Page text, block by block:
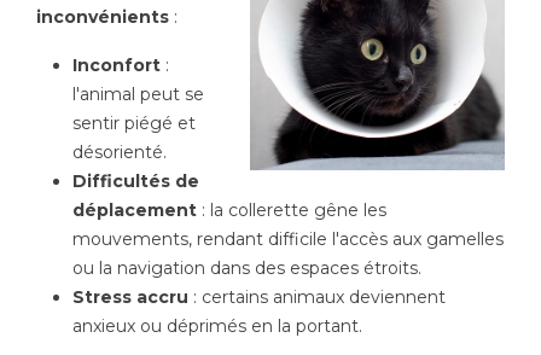
inconvénients :
Inconfort :
l'animal peut se
sentir piégé et
désorienté.
Difficultés de
déplacement : la collerette gêne les
mouvements, rendant difficile l'accès aux gamelles
ou la navigation dans des espaces étroits.
Stress accru : certains animaux deviennent
anxieux ou déprimés en la portant.